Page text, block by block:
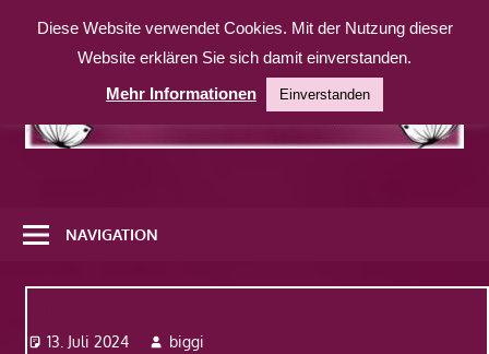
Inhalt
weitere
Website
NAVIGATION
13. Juli 2024 biggi
Diese Website verwendet Cookies. Mit der Nutzung dieser
Website erklären Sie sich damit einverstanden.
Mehr Informationen
Einverstanden